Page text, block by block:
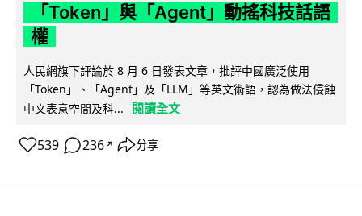
「Token」與「Agent」動搖科技話語
權
人民網旗下評論於 8 月 6 日發表文章，批評中國廣泛使用
「Token」、「Agent」及「LLM」等英文術語，認為做法侵蝕
中文表意空間及科...
閱讀全文
539 236 ↗ 分享